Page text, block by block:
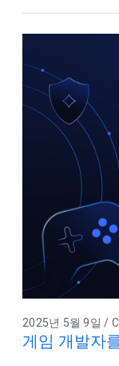
2025년 5월 9일 /
게임 개발자